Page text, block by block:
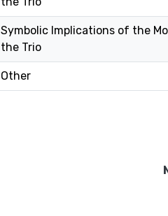
Symbolic Implications of the
the Trio
Other